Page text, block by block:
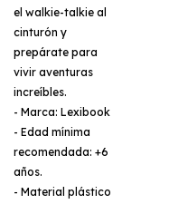
el walkie-talkie al
cinturón y
prepárate para
vivir aventuras
increíbles.
- Marca: Lexibook
- Edad mínima
recomendada: +6
años.
- Material plástico